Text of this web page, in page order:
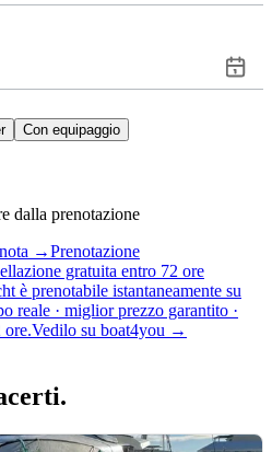
Con equipaggio
dalla prenotazione
→Prenotazione
gratuita entro 72 ore
è prenotabile istantaneamente su
reale · miglior prezzo garantito ·
ore.Vedilo su boat4you →